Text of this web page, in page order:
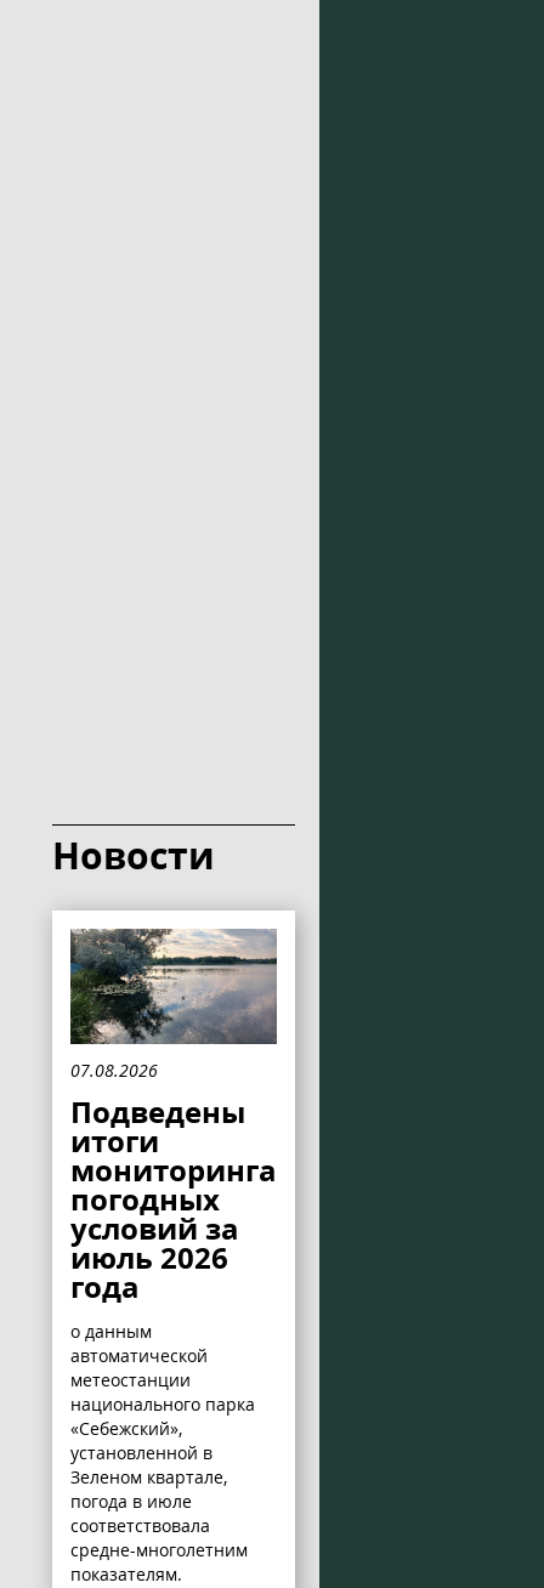
Новости
07.08.2026
Подведены
итоги
мониторинга
погодных
условий за
июль 2026
года
о данным
автоматической
метеостанции
национального парка
«Себежский»,
установленной в
Зеленом квартале,
погода в июле
соответствовала
средне-многолетним
показателям.